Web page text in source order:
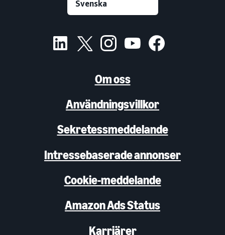
Om oss
Användningsvillkor
Sekretessmeddelande
Intressebaserade annonser
Cookie-meddelande
Amazon Ads Status
Karriärer